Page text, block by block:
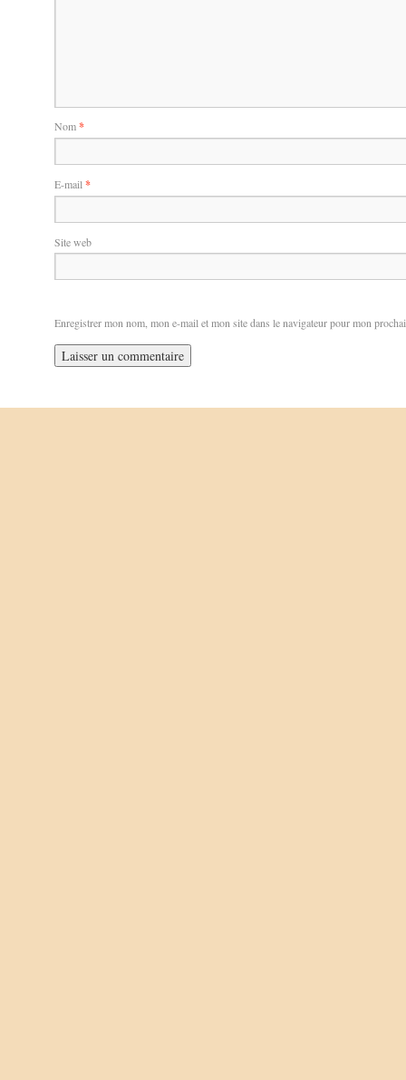
Nom*
E-mail *
Site web
Enregistrer mon nom, mon e-mail et mon site dans le navigateur pour mon